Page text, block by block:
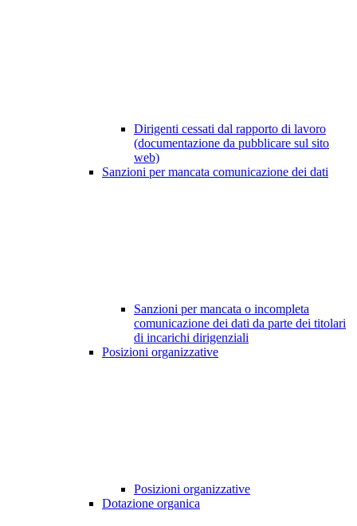
Dirigenti cessati dal rapporto di lavoro
(documentazione da pubblicare sul sito
web)
Sanzioni per mancata comunicazione dei dati
Sanzioni per mancata o incompleta
comunicazione dei dati da parte dei titolari
di incarichi dirigenziali
Posizioni organizzative
Posizioni organizzative
Dotazione organica